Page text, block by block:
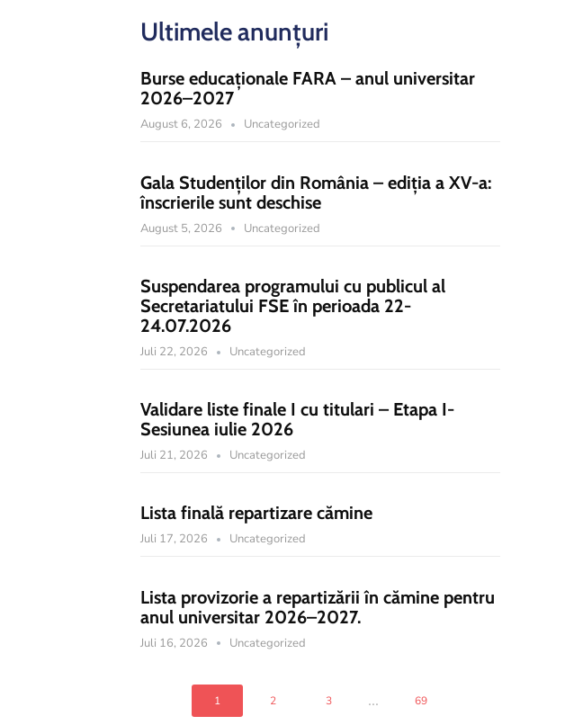
Ultimele anunțuri
Burse educaționale FARA – anul universitar
2026–2027
August 6, 2026 Uncategorized
Gala Studenților din România – ediția a XV-a:
înscrierile sunt deschise
August 5, 2026 Uncategorized
Suspendarea programului cu publicul al
Secretariatului FSE în perioada 22-
24.07.2026
Juli 22, 2026 Uncategorized
Validare liste finale I cu titulari – Etapa I-
Sesiunea iulie 2026
Juli 21, 2026 Uncategorized
Lista finală repartizare cămine
Juli 17, 2026 Uncategorized
Lista provizorie a repartizării în cămine pentru
anul universitar 2026–2027.
Juli 16, 2026 Uncategorized
1 2 3 ... 69